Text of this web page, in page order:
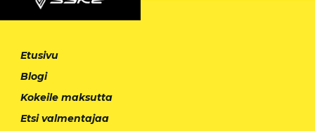
Etusivu
Blogi
Kokeile maksutta
Etsi valmentajaa